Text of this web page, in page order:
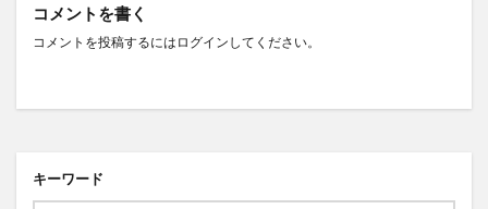
コメントを書く
コメントを投稿するには ログイン してください。
キーワード